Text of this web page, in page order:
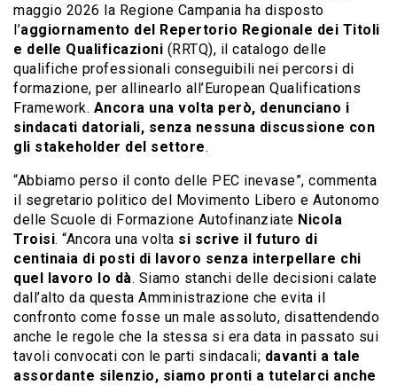
maggio 2026 la Regione Campania ha disposto
l’aggiornamento del Repertorio Regionale dei Titoli
e delle Qualificazioni (RRTQ), il catalogo delle
qualifiche professionali conseguibili nei percorsi di
formazione, per allinearlo all’European Qualifications
Framework. Ancora una volta però, denunciano i
sindacati datoriali, senza nessuna discussione con
gli stakeholder del settore.
“Abbiamo perso il conto delle PEC inevase”, commenta
il segretario politico del Movimento Libero e Autonomo
delle Scuole di Formazione Autofinanziate Nicola
Troisi. “Ancora una volta si scrive il futuro di
centinaia di posti di lavoro senza interpellare chi
quel lavoro lo dà. Siamo stanchi delle decisioni calate
dall’alto da questa Amministrazione che evita il
confronto come fosse un male assoluto, disattendendo
anche le regole che la stessa si era data in passato sui
tavoli convocati con le parti sindacali; davanti a tale
assordante silenzio, siamo pronti a tutelarci anche